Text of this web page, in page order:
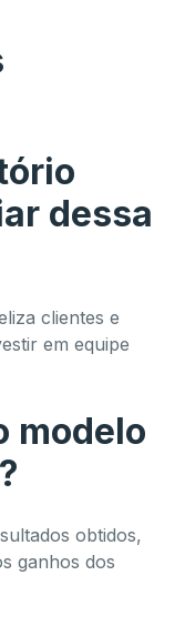
dessa
clientes e
em equipe
modelo
obtidos,
ganhos dos